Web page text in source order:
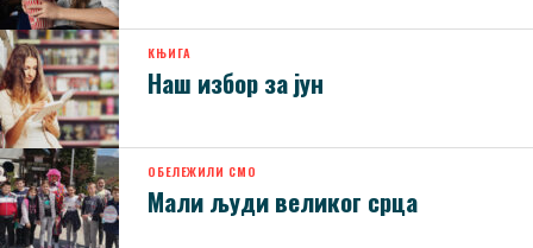
КЊИГА
Наш избор за јун
ОБЕЛЕЖИЛИ СМО
Мали људи великог срца